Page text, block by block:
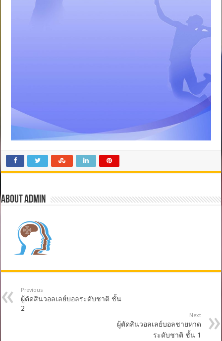
About admin
Previous
ผู้ตัดสินวอลเลย์บอลระดับชาติ ชั้น
2
Next
ผู้ตัดสินวอลเลย์บอลชายหาด
ระดับชาติ ชั้น 1